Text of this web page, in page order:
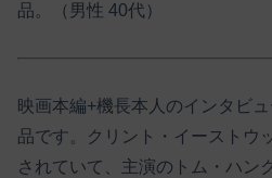
品。（男性 40代）
映画本編+機長本人のインタビ
品です。クリント・イーストウ
されていて、主演のトム・ハン